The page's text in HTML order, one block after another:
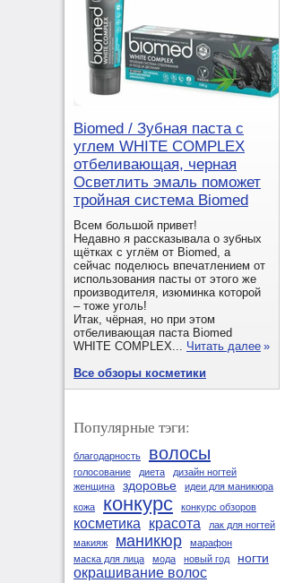
Biomed / Зубная паста с
углем WHITE COMPLEX
отбеливающая, черная
Осветлить эмаль поможет
тройная система Biomed
Всем большой привет!
Недавно я рассказывала о зубных
щётках с углём от Biomed, а
сейчас поделюсь впечатлением от
использования пасты от этого же
производителя, изюминка которой
– тоже уголь!
Итак, чёрная, но при этом
отбеливающая паста Biomed
WHITE COMPLEX... Читать далее »
Все обзоры косметики
Популярные тэги:
благодарность волосы
голосование диета
дизайн ногтей
женщина
здоровье
идеи для маникюра
кожа
конкурс конкурс обзоров
косметика красота
лак для ногтей
макияж
маникюр
марафон
маска для лица
мода новый год ногти
окрашивание волос